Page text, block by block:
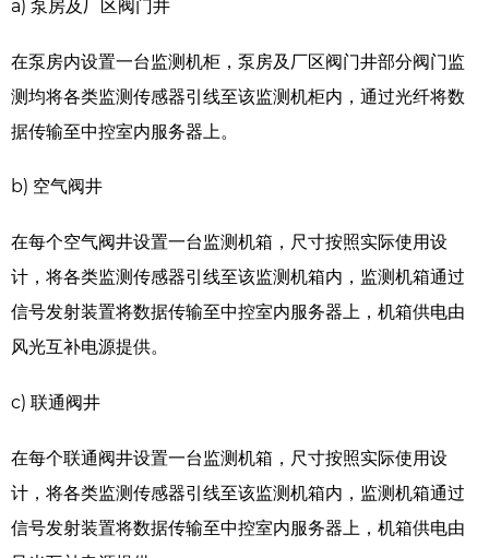
a) 泵房及厂区阀门井
在泵房内设置一台监测机柜，泵房及厂区阀门井部分阀门监
测均将各类监测传感器引线至该监测机柜内，通过光纤将数
据传输至中控室内服务器上。
b) 空气阀井
在每个空气阀井设置一台监测机箱，尺寸按照实际使用设
计，将各类监测传感器引线至该监测机箱内，监测机箱通过
信号发射装置将数据传输至中控室内服务器上，机箱供电由
风光互补电源提供。
c) 联通阀井
在每个联通阀井设置一台监测机箱，尺寸按照实际使用设
计，将各类监测传感器引线至该监测机箱内，监测机箱通过
信号发射装置将数据传输至中控室内服务器上，机箱供电由